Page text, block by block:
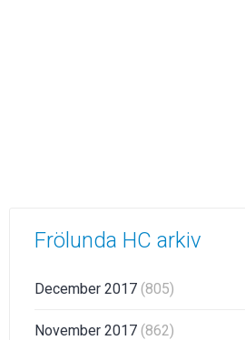
Frölunda HC arkiv
December 2017 (805)
November 2017 (862)